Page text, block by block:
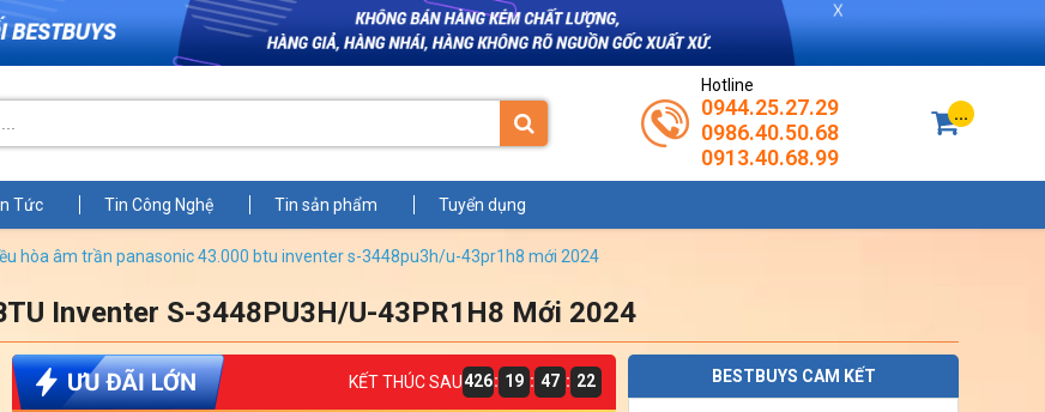
Hotline
0944.25.27.29
0986.40.50.68
0913.40.68.99
...
Tức Tin Công Nghệ Tin sản phẩm Tuyển dụng
hòa âm trần panasonic 43.000 btu inventer s-3448pu3h/u-43pr1h8 mới 2024
Inventer S-3448PU3H/U-43PR1H8 Mới 2024
KẾT THÚC SAU426: 19 : 47 : 22 BESTBUYS CAM KẾT